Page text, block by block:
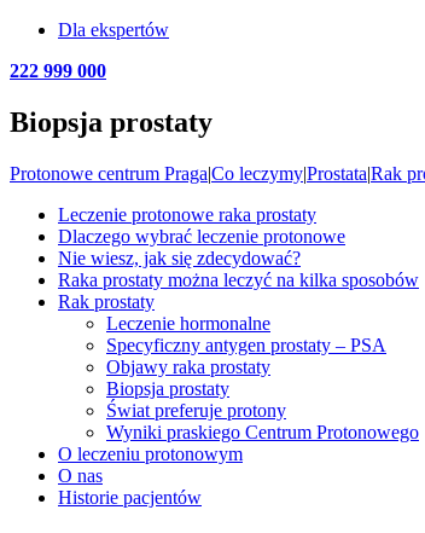
Dla ekspertów
222 999 000
Biopsja prostaty
Protonowe centrum Praga|Co leczymy|Prostata|Rak
Leczenie protonowe raka prostaty
Dlaczego wybrać leczenie protonowe
Nie wiesz, jak się zdecydować?
Raka prostaty można leczyć na kilka sposobów
Rak prostaty
Leczenie hormonalne
Specyficzny antygen prostaty – PSA
Objawy raka prostaty
Biopsja prostaty
Świat preferuje protony
Wyniki praskiego Centrum Protonowego
O leczeniu protonowym
O nas
Historie pacjentów